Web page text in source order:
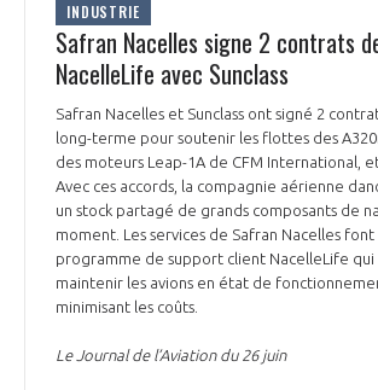
INDUSTRIE
Safran Nacelles signe 2 contrats
NacelleLife avec Sunclass
Safran Nacelles et Sunclass ont signé 2
long-terme pour soutenir les flottes des
des moteurs Leap-1A de CFM International,
Avec ces accords, la compagnie aérienne
un stock partagé de grands composants de
moment. Les services de Safran Nacelles
programme de support client NacelleLife
maintenir les avions en état de
minimisant les coûts.
Le Journal de l’Aviation du 26 juin